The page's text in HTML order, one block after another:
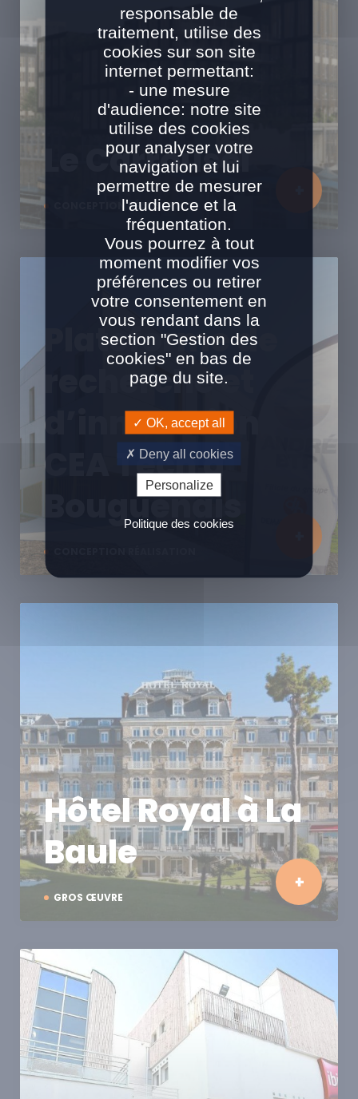
CONCEPTION RÉALISATION
Le Carrousel
Plateforme de
recherche et
d’innovation
CEA Tech à
Bouguenais
GROS ŒUVRE
Hôtel Royal à La
Baule
responsable de
traitement, utilise des
cookies sur son site
internet permettant:
- une mesure
d'audience: notre site
utilise des cookies
pour analyser votre
navigation et lui
permettre de mesurer
l'audience et la
fréquentation.
Vous pourrez à tout
moment modifier vos
préférences ou retirer
votre consentement en
vous rendant dans la
section "Gestion des
cookies" en bas de
page du site.
OK, accept all
Deny all cookies
Personalize
Politique des cookies